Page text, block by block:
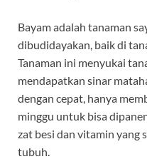
Bayam adalah tanaman
dibudidayakan, baik di
Tanaman ini menyukai
mendapatkan sinar
dengan cepat, hanya
minggu untuk bisa
zat besi dan vitamin yang
tubuh.